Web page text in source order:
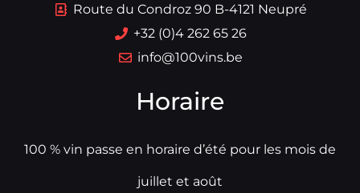
Route du Condroz 90 B-4121 Neupré
+32 (0)4 262 65 26
info@100vins.be
Horaire
100 % vin passe en horaire d’été pour les mois de
juillet et août